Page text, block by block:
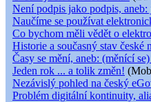
Není podpis jako podpis,
Naučíme se používat
Co bychom měli vědět o
Historie a současný stav české
Časy se mění, aneb: (měnící
Jeden rok ... a tolik změn!
Nezávislý pohled na český
Problém digitální kontinuity,